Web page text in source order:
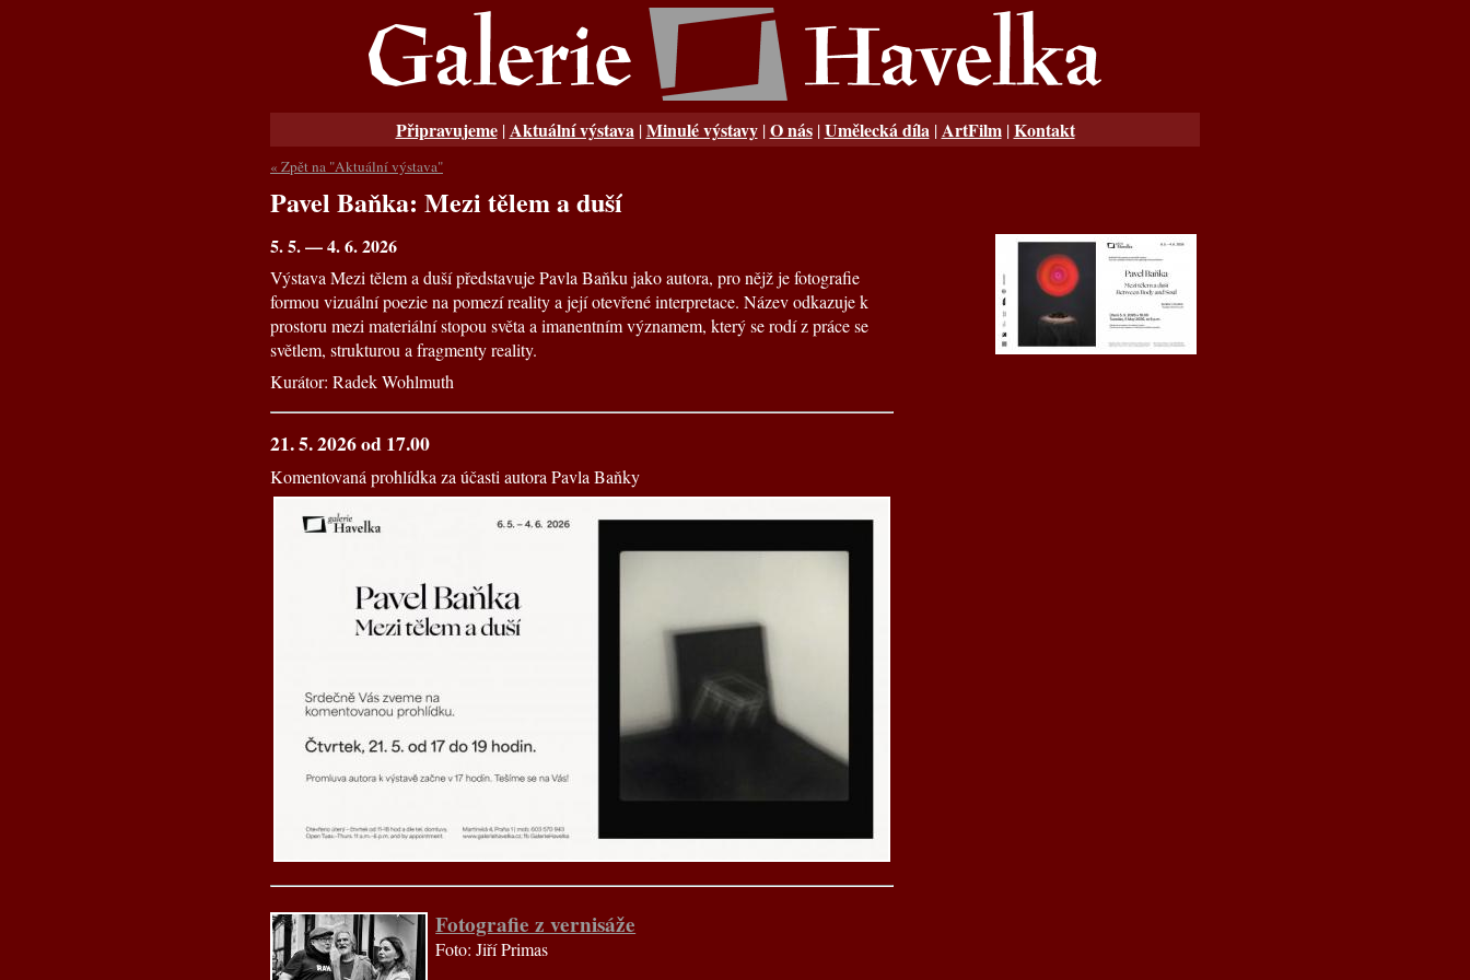
Připravujeme|Aktuální výstava |Minulé výstavy|O nás|Umělecká díla |ArtFilm|Kontakt
« Zpět na "Aktuální výstava"
Pavel Baňka: Mezi tělem a duší
5. 5. — 4. 6. 2026
Výstava Mezi tělem a duší představuje Pavla Baňku jako autora, pro nějž je fotografie
formou vizuální poezie na pomezí reality a její otevřené interpretace. Název odkazuje k
prostoru mezi materiální stopou světa a imanentním významem, který se rodí z práce se
světlem, strukturou a fragmenty reality.
Kurátor: Radek Wohlmuth
21. 5. 2026 od 17.00
Komentovaná prohlídka za účasti autora Pavla Baňky
Fotografie z vernisáže
Foto: Jiří Primas